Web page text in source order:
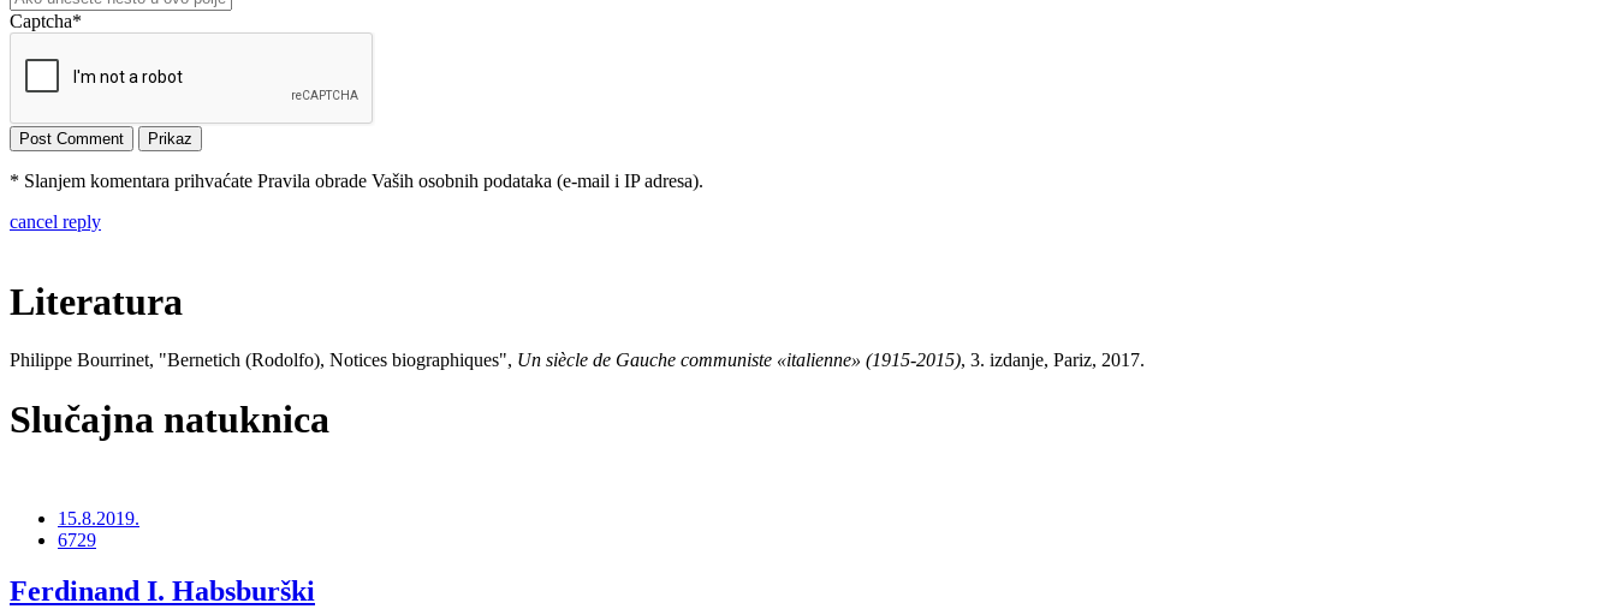
Captcha*
* Slanjem komentara prihvaćate Pravila obrade Vaših osobnih podataka (e-mail i IP adresa).
cancel reply
Literatura
Philippe Bourrinet, "Bernetich (Rodolfo), Notices biographiques", Un siècle de Gauche communiste «italienne» (1915-2015), 3. izdanje, Pariz, 2017.
Slučajna natuknica
15.8.2019.
6729
Ferdinand I. Habsburški